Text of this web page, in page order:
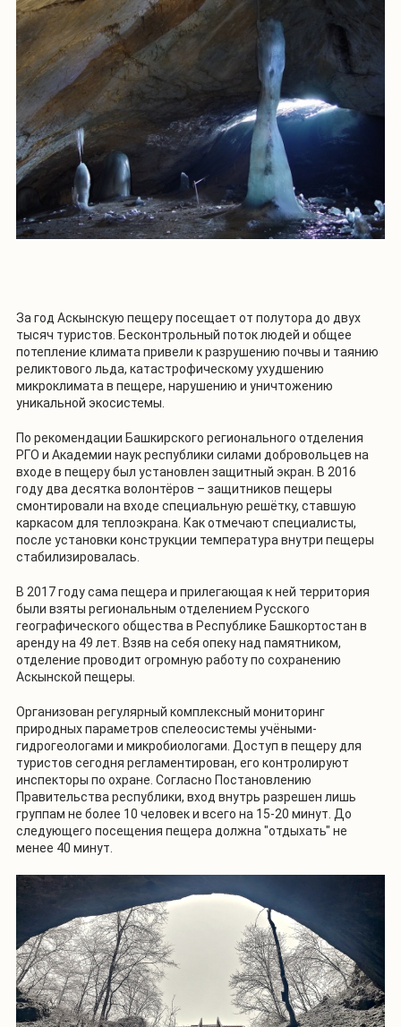
За год Аскынскую пещеру посещает от полутора до двух
тысяч туристов. Бесконтрольный поток людей и общее
потепление климата привели к разрушению почвы и таянию
реликтового льда, катастрофическому ухудшению
микроклимата в пещере, нарушению и уничтожению
уникальной экосистемы.
По рекомендации Башкирского регионального отделения
РГО и Академии наук республики силами добровольцев на
входе в пещеру был установлен защитный экран. В 2016
году два десятка волонтёров – защитников пещеры
смонтировали на входе специальную решётку, ставшую
каркасом для теплоэкрана. Как отмечают специалисты,
после установки конструкции температура внутри пещеры
стабилизировалась.
В 2017 году сама пещера и прилегающая к ней территория
были взяты региональным отделением Русского
географического общества в Республике Башкортостан в
аренду на 49 лет. Взяв на себя опеку над памятником,
отделение проводит огромную работу по сохранению
Аскынской пещеры.
Организован регулярный комплексный мониторинг
природных параметров спелеосистемы учёными-
гидрогеологами и микробиологами. Доступ в пещеру для
туристов сегодня регламентирован, его контролируют
инспекторы по охране. Согласно Постановлению
Правительства республики, вход внутрь разрешен лишь
группам не более 10 человек и всего на 15-20 минут. До
следующего посещения пещера должна "отдыхать" не
менее 40 минут.